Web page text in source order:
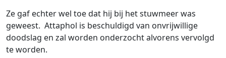
Ze gaf echter wel toe dat hij bij het stuwmeer was
geweest. Attaphol is beschuldigd van onvrijwillige
doodslag en zal worden onderzocht alvorens vervolgd
te worden.